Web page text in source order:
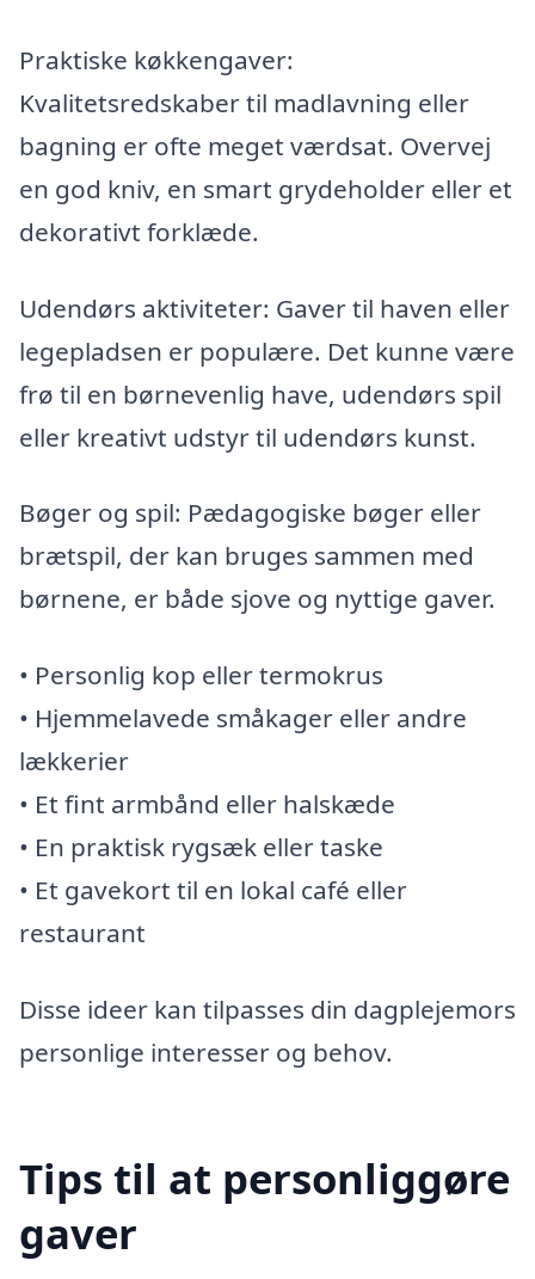
Praktiske køkkengaver:
Kvalitetsredskaber til madlavning eller
bagning er ofte meget værdsat. Overvej
en god kniv, en smart grydeholder eller et
dekorativt forklæde.
Udendørs aktiviteter: Gaver til haven eller
legepladsen er populære. Det kunne være
frø til en børnevenlig have, udendørs spil
eller kreativt udstyr til udendørs kunst.
Bøger og spil: Pædagogiske bøger eller
brætspil, der kan bruges sammen med
børnene, er både sjove og nyttige gaver.
• Personlig kop eller termokrus
• Hjemmelavede småkager eller andre
lækkerier
• Et fint armbånd eller halskæde
• En praktisk rygsæk eller taske
• Et gavekort til en lokal café eller
restaurant
Disse ideer kan tilpasses din dagplejemors
personlige interesser og behov.
Tips til at personliggøre
gaver